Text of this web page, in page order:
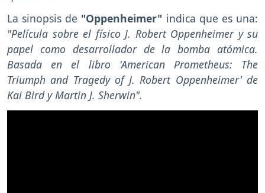
La sinopsis de "Oppenheimer" indica que es una:
"Película sobre el físico J. Robert Oppenheimer y su
papel como desarrollador de la bomba atómica.
Basada en el libro 'American Prometheus: The
Triumph and Tragedy of J. Robert Oppenheimer' de
Kai Bird y Martin J. Sherwin".